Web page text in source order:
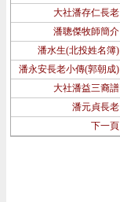
大社潘存仁長老
潘聰傑牧師簡介
潘水生(北投姓名簿)
潘永安長老小傳(郭朝成)
大社潘益三裔譜
潘元貞長老
下一頁